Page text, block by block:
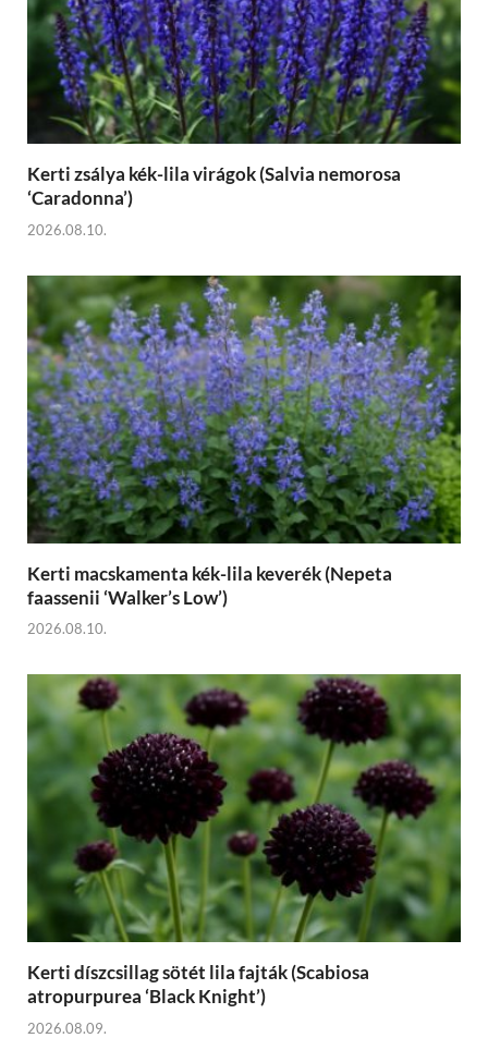
Kerti zsálya kék-lila virágok (Salvia nemorosa
‘Caradonna’)
2026.08.10.
Kerti macskamenta kék-lila keverék (Nepeta
faassenii ‘Walker’s Low’)
2026.08.10.
Kerti díszcsillag sötét lila fajták (Scabiosa
atropurpurea ‘Black Knight’)
2026.08.09.